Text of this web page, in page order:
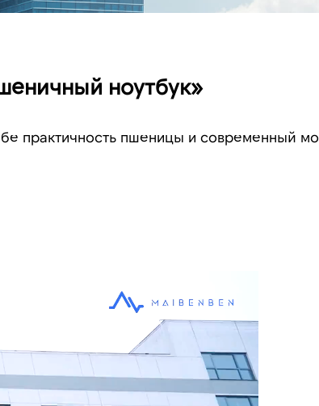
ноутбук»
практичность пшеницы и современный